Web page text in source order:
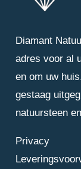
Diamant
adres voor al
en om uw
gestaag
natuursteen
Privacy